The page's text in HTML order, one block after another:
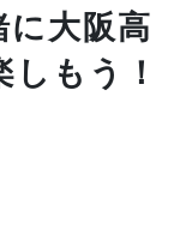
大阪高
もう！